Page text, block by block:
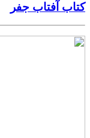
کتاب آفتاب جفر